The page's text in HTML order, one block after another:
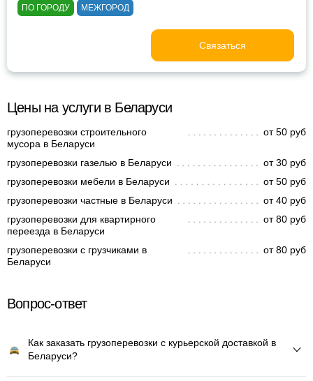
ПО ГОРОДУ МЕЖГОРОД
Связаться
Цены на услуги в Беларуси
грузоперевозки строительного
мусора в Беларуси
от 50 руб
грузоперевозки газелью в Беларуси
от 30 руб
грузоперевозки мебели в Беларуси
от 50 руб
грузоперевозки частные в Беларуси
от 40 руб
грузоперевозки для квартирного
переезда в Беларуси
от 80 руб
грузоперевозки с грузчиками в
Беларуси
от 80 руб
Вопрос-ответ
Как заказать грузоперевозки с курьерской доставкой в
Беларуси?